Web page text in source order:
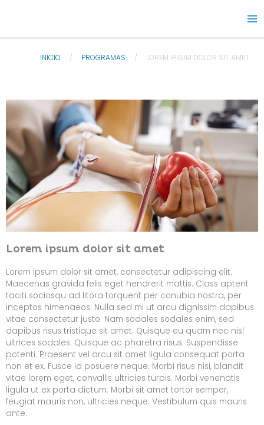
INICIO / PROGRAMAS / LOREM IPSUM DOLOR SIT AMET
Lorem ipsum dolor sit amet
Lorem ipsum dolor sit amet, consectetur adipiscing elit.
Maecenas gravida felis eget hendrerit mattis. Class aptent
taciti sociosqu ad litora torquent per conubia nostra, per
inceptos himenaeos. Nulla sed mi ut arcu dignissim dapibus
vitae consectetur justo. Nam sodales sodales enim, sed
dapibus risus tristique sit amet. Quisque eu quam nec nisl
ultrices sodales. Quisque ac pharetra risus. Suspendisse
potenti. Praesent vel arcu sit amet ligula consequat porta
non et ex. Fusce id posuere neque. Morbi risus nisi, blandit
vitae lorem eget, convallis ultricies turpis. Morbi venenatis
ligula ut ex porta dictum. Morbi sit amet tortor semper,
feugiat mauris non, ultricies neque. Vestibulum quis mauris
ante.